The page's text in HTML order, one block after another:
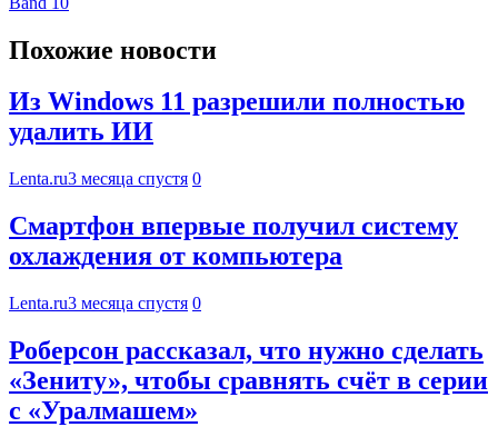
Похожие новости
Из Windows 11 разрешили полностью
удалить ИИ
Lenta.ru3 месяца спустя 0
Смартфон впервые получил систему
охлаждения от компьютера
Lenta.ru3 месяца спустя 0
Роберсон рассказал, что нужно сделать
«Зениту», чтобы сравнять счёт в серии
с «Уралмашем»